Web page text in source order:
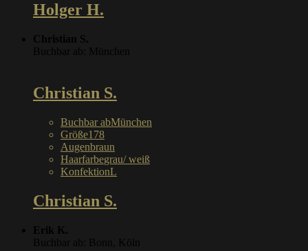
Holger H.
Christian S.
Buchbar ab: München
Christian S.
Buchbar abMünchen
Größe178
Augenbraun
Haarfarbegrau/ weiß
KonfektionL
Christian S.
Erik K.
Buchbar ab: Bonn, Köln